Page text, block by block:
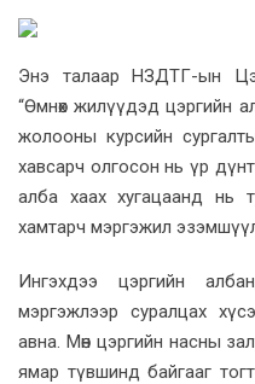
Энэ талаар НЗДТГ-ын
“Өмнөх жилүүдэд цэргийн
жолооны курсийн
хавсарч олгосон нь үр
алба хаах хугацаанд нь
хамтарч мэргэжил
Ингэхдээ цэргийн
мэргэжлээр суралцах
авна. Мөн цэргийн насны
ямар түвшинд байгааг